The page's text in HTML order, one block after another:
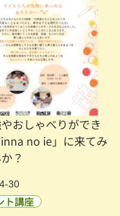
おしゃべりができ
no ie」に来てみ
？
30
ト講座